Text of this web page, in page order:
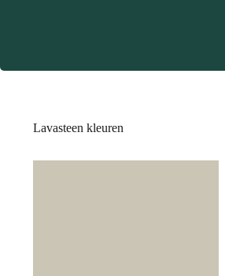
Lavasteen kleuren